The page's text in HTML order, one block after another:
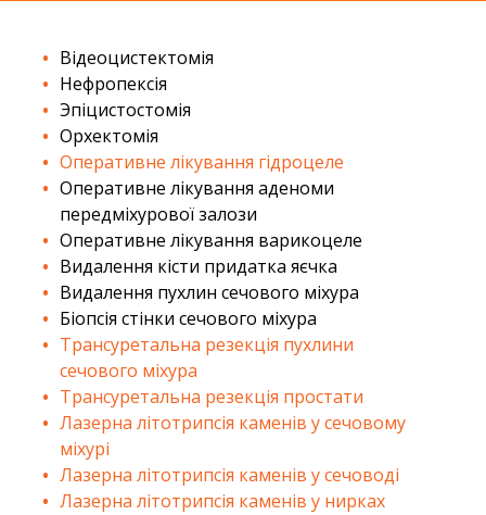
Відеоцистектомія
Нефропексія
Эпіцистостомія
Орхектомія
Оперативне лікування гідроцеле
Оперативне лікування аденоми
передміхурової залози
Оперативне лікування варикоцеле
Видалення кісти придатка яєчка
Видалення пухлин сечового міхура
Біопсія стінки сечового міхура
Трансуретальна резекція пухлини
сечового міхура
Трансуретальна резекція простати
Лазерна літотрипсія каменів у сечовому
міхурі
Лазерна літотрипсія каменів у сечоводі
Лазерна літотрипсія каменів у нирках